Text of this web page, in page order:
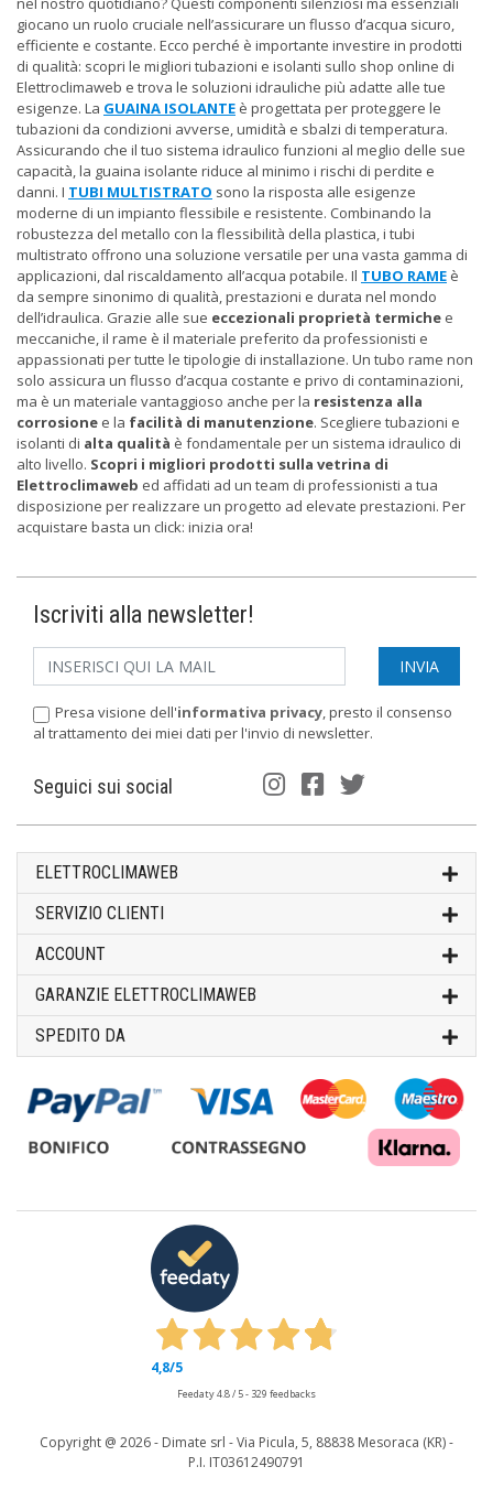
giocano un ruolo cruciale nell’assicurare un flusso d’acqua sicuro,
efficiente e costante. Ecco perché è importante investire in prodotti
di qualità: scopri le migliori tubazioni e isolanti sullo shop online di
Elettroclimaweb e trova le soluzioni idrauliche più adatte alle tue
esigenze. La GUAINA ISOLANTE è progettata per proteggere le
tubazioni da condizioni avverse, umidità e sbalzi di temperatura.
Assicurando che il tuo sistema idraulico funzioni al meglio delle sue
capacità, la guaina isolante riduce al minimo i rischi di perdite e
danni. I TUBI MULTISTRATO sono la risposta alle esigenze
moderne di un impianto flessibile e resistente. Combinando la
robustezza del metallo con la flessibilità della plastica, i tubi
multistrato offrono una soluzione versatile per una vasta gamma di
applicazioni, dal riscaldamento all’acqua potabile. Il TUBO RAME è
da sempre sinonimo di qualità, prestazioni e durata nel mondo
dell’idraulica. Grazie alle sue eccezionali proprietà termiche e
meccaniche, il rame è il materiale preferito da professionisti e
appassionati per tutte le tipologie di installazione. Un tubo rame non
solo assicura un flusso d’acqua costante e privo di contaminazioni,
ma è un materiale vantaggioso anche per la resistenza alla
corrosione e la facilità di manutenzione. Scegliere tubazioni e
isolanti di alta qualità è fondamentale per un sistema idraulico di
alto livello. Scopri i migliori prodotti sulla vetrina di
Elettroclimaweb ed affidati ad un team di professionisti a tua
disposizione per realizzare un progetto ad elevate prestazioni. Per
acquistare basta un click: inizia ora!
Iscriviti alla newsletter!
Presa visione dell'informativa privacy, presto il consenso
al trattamento dei miei dati per l'invio di newsletter.
Seguici sui social
ELETTROCLIMAWEB
SERVIZIO CLIENTI
ACCOUNT
GARANZIE ELETTROCLIMAWEB
SPEDITO DA
Copyright @ 2026 - Dimate srl - Via Picula, 5, 88838 Mesoraca (KR) -
P.I. IT03612490791
4,8/5
Feedaty4.8/ 5- 329 feedbacks